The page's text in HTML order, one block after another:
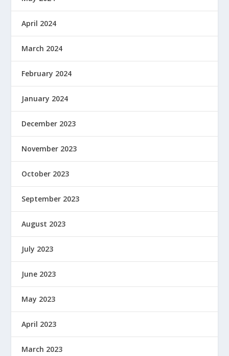
April 2024
March 2024
February 2024
January 2024
December 2023
November 2023
October 2023
September 2023
August 2023
July 2023
June 2023
May 2023
April 2023
March 2023